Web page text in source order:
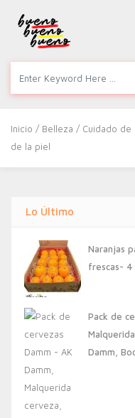
Inicio / Belleza / Cuidado de
de la piel
Lo Último
Naranjas
frescas- 4
Pack de
Damm,